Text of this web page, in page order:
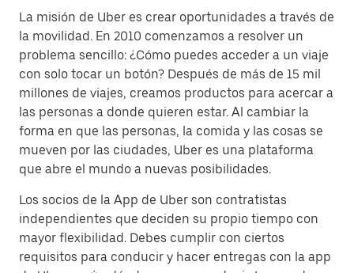
La misión de Uber es crear oportunidades a través de
la movilidad. En 2010 comenzamos a resolver un
problema sencillo: ¿Cómo puedes acceder a un viaje
con solo tocar un botón? Después de más de 15 mil
millones de viajes, creamos productos para acercar a
las personas a donde quieren estar. Al cambiar la
forma en que las personas, la comida y las cosas se
mueven por las ciudades, Uber es una plataforma
que abre el mundo a nuevas posibilidades.
Los socios de la App de Uber son contratistas
independientes que deciden su propio tiempo con
mayor flexibilidad. Debes cumplir con ciertos
requisitos para conducir y hacer entregas con la app